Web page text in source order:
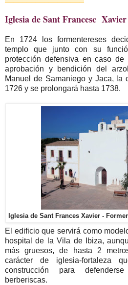
Iglesia de Sant Francesc Xavier
En 1724 los formentereses
templo que junto con su
protección defensiva en caso de
aprobación y bendición del
Manuel de Samaniego y Jaca, la
1726 y se prolongará hasta 1738.
Iglesia de Sant Frances Xavier -
El edificio que servirá como
hospital de la Vila de Ibiza,
más gruesos, de hasta 2
carácter de iglesia-fortaleza
construcción para
berberiscas.